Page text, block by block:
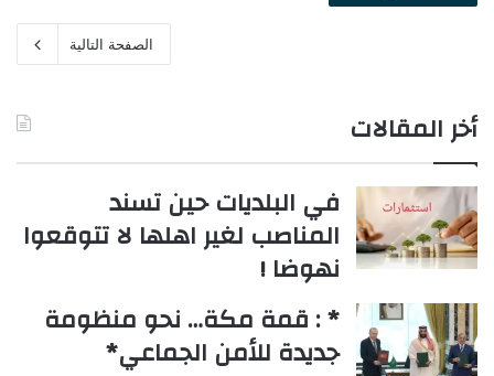
الصفحة التالية
أخر المقالات
في البلديات حين تسند
المناصب لغير اهلها لا تتوقعوا
نهوضا !
* : قمة مكة… نحو منظومة
جديدة للأمن الجماعي*